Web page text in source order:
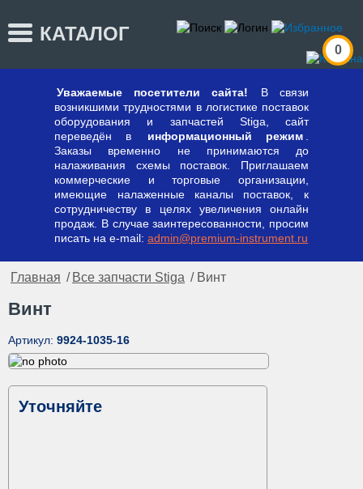
КАТАЛОГ
0
Уважаемые посетители сайта!
В связи
возникшими трудностями в логистике поставок
оборудования и запчастей Stiga, сайт
переведён в
информационный режим
Заказы временно не принимаются до
налаживания схемы поставок. Приглашаем
коммерческие и торговые организации,
имеющие налаженные каналы поставок, к
сотрудничеству в целях увеличения онлайн
продаж. В случае заинтересованности, просим
писать на e-mail:admin@premium-instrument.ru
Главная / Все запчасти Stiga / Винт
Винт
Артикул: 9924-1035-16
Уточняйте